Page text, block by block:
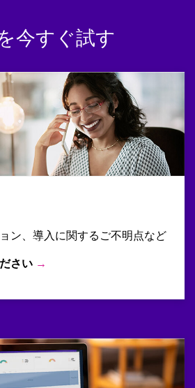
今すぐ試す
ン、導入に関するご不明点など
さい →